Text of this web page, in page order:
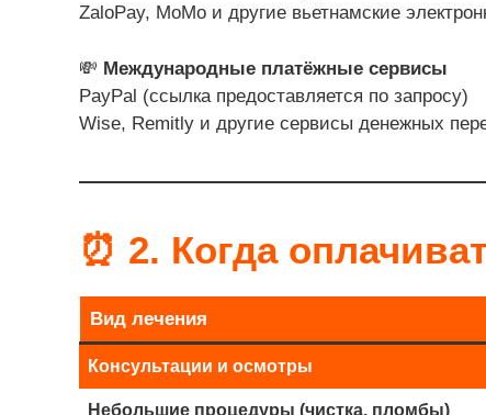
ZaloPay, MoMo и другие вьетнамские
💸 Международные платёжные сервисы
PayPal (ссылка предоставляется по запросу)
Wise, Remitly и другие сервисы денежных
⏰ 2. Когда
Вид лечения
Консультации и осмотры
Небольшие процедуры (чистка, пломбы)